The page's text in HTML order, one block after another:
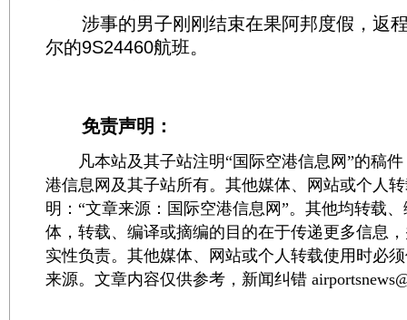
涉事的男子刚刚结束在果阿邦度假，返
尔的9S24460航班。
免责声明：
凡本站及其子站注明“国际空港信息网”的稿件
港信息网及其子站所有。其他媒体、网站或个人
明：“文章来源：国际空港信息网”。其他均转载
体，转载、编译或摘编的目的在于传递更多信息
实性负责。其他媒体、网站或个人转载使用时必
来源。文章内容仅供参考，新闻纠错